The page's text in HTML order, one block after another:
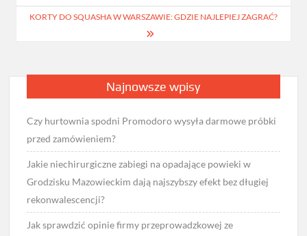
KORTY DO SQUASHA W WARSZAWIE: GDZIE NAJLEPIEJ ZAGRAĆ?
Najnowsze wpisy
Czy hurtownia spodni Promodoro wysyła darmowe próbki
przed zamówieniem?
Jakie niechirurgiczne zabiegi na opadające powieki w
Grodzisku Mazowieckim dają najszybszy efekt bez długiej
rekonwalescencji?
Jak sprawdzić opinie firmy przeprowadzkowej ze